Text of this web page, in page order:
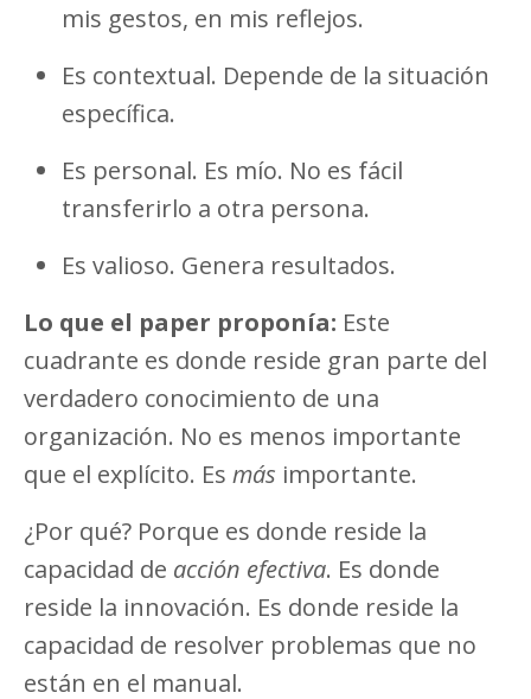
mis gestos, en mis reflejos.
Es contextual. Depende de la situación
específica.
Es personal. Es mío. No es fácil
transferirlo a otra persona.
Es valioso. Genera resultados.
Lo que el paper proponía: Este
cuadrante es donde reside gran parte del
verdadero conocimiento de una
organización. No es menos importante
que el explícito. Es más importante.
¿Por qué? Porque es donde reside la
capacidad de acción efectiva. Es donde
reside la innovación. Es donde reside la
capacidad de resolver problemas que no
están en el manual.